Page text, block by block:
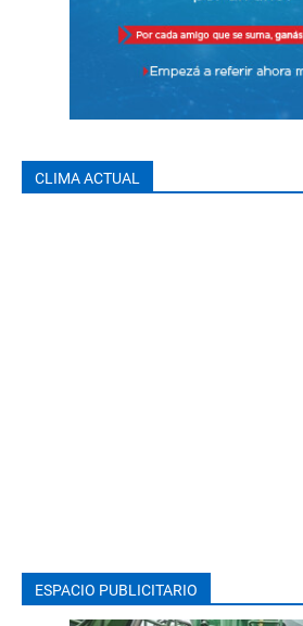
CLIMA ACTUAL
ESPACIO PUBLICITARIO